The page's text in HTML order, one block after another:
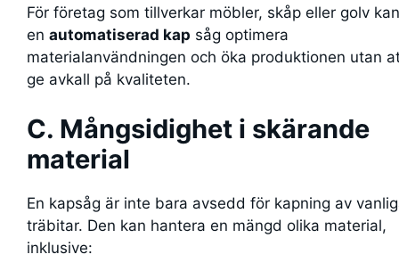
För företag som tillverkar möbler, skåp eller golv kan
en automatiserad kap såg optimera
materialanvändningen och öka produktionen utan
ge avkall på kvaliteten.
C. Mångsidighet i skärande
material
En kapsåg är inte bara avsedd för kapning av
träbitar. Den kan hantera en mängd olika material,
inklusive: